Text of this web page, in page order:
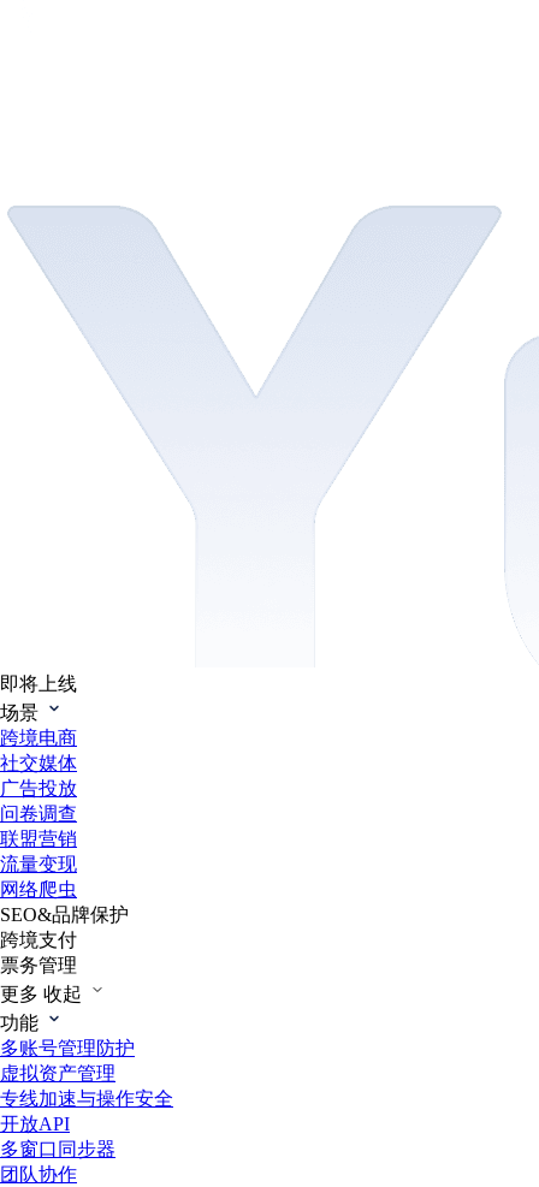
即将上线
场景
跨境电商
社交媒体
广告投放
问卷调查
联盟营销
流量变现
网络爬虫
SEO&品牌保护
跨境支付
票务管理
更多 收起
功能
多账号管理防护
虚拟资产管理
专线加速与操作安全
开放API
多窗口同步器
团队协作